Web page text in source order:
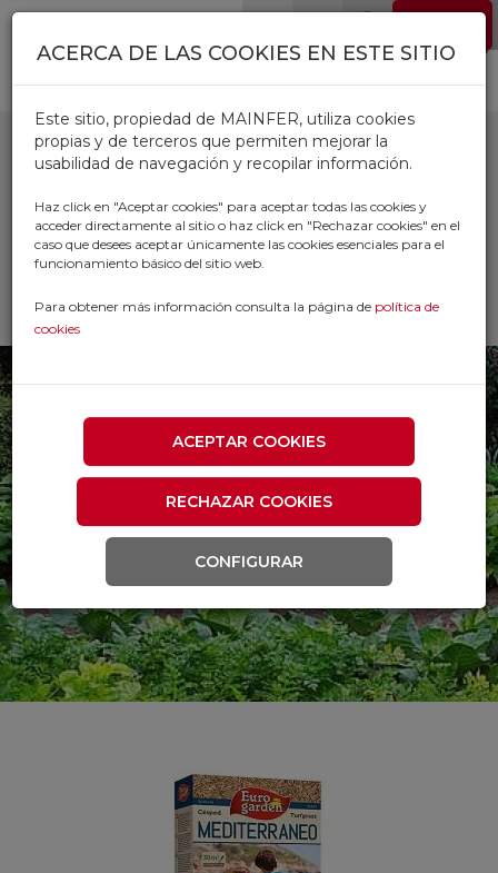
Pasar al contenido principal
SEMILLAS
Inicio
Productos
SEMILLAS
ACERCA DE LAS COOKIES EN ESTE SITIO
Este sitio, propiedad de MAINFER, utiliza cookies
propias y de terceros que permiten mejorar la
usabilidad de navegación y recopilar información.
Haz click en "Aceptar cookies" para aceptar todas las cookies y
acceder directamente al sitio o haz click en "Rechazar cookies" en el
caso que desees aceptar únicamente las cookies esenciales para el
funcionamiento básico del sitio web.
Para obtener más información consulta la página de política de
cookies
ACEPTAR COOKIES
RECHAZAR COOKIES
CONFIGURAR